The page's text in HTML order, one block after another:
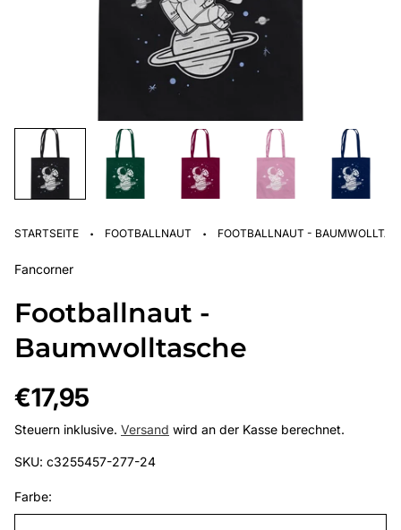
STARTSEITE · FOOTBALLNAUT · FOOTBALLNAUT -
Fancorner
Footballnaut -
Baumwolltasche
Regulärer
Preis
€17,95
Steuern inklusive. Versand wird an der Kasse berechnet.
SKU: c3255457-277-24
Farbe: